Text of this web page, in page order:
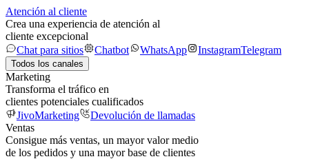
Atención al cliente
Crea una experiencia de atención al
cliente excepcional
Chat para sitios
Chatbot WhatsApp InstagramTelegram
Todos los canales
Marketing
Transforma el tráfico en
clientes potenciales cualificados
JivoMarketing
Devolución de llamadas
Ventas
Consigue más ventas, un mayor valor medio
de los pedidos y una mayor base de clientes